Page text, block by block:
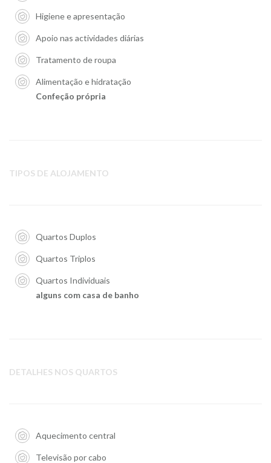
Higiene e apresentação
Apoio nas actividades diárias
Tratamento de roupa
Alimentação e hidratação
Confeção própria
TIPOS DE ALOJAMENTO
Quartos Duplos
Quartos Triplos
Quartos Individuais
alguns com casa de banho
DETALHES NOS QUARTOS
Aquecimento central
Televisão por cabo